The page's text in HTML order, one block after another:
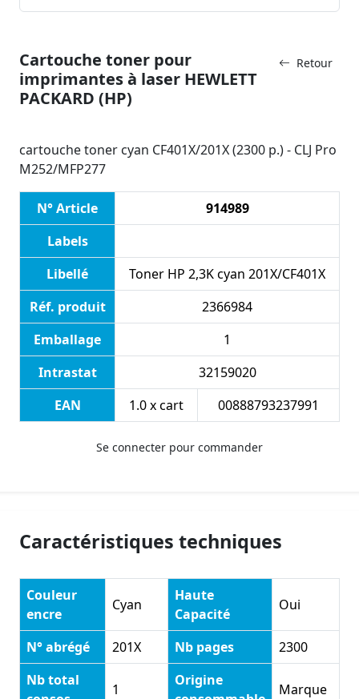
Retour
Cartouche toner pour
imprimantes à laser HEWLETT
PACKARD (HP)
cartouche toner cyan CF401X/201X (2300 p.) - CLJ Pro
M252/MFP277
N° Article
914989
Labels
Libellé
Toner HP 2,3K cyan 201X/CF401X
Réf. produit
2366984
Emballage
1
Intrastat
32159020
EAN
1.0 x cart 00888793237991
Se connecter pour commander
Caractéristiques techniques
Couleur
encre
Cyan
Haute
Capacité
Oui
N° abrégé 201X Nb pages
2300
Nb total
1
Origine
Marque